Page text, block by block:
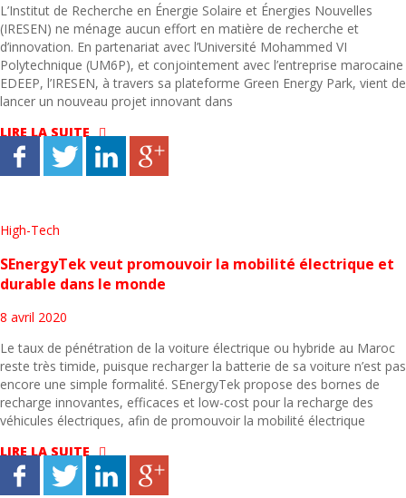
L’Institut de Recherche en Énergie Solaire et Énergies Nouvelles
(IRESEN) ne ménage aucun effort en matière de recherche et
d’innovation. En partenariat avec l’Université Mohammed VI
Polytechnique (UM6P), et conjointement avec l’entreprise marocaine
EDEEP, l’IRESEN, à travers sa plateforme Green Energy Park, vient de
lancer un nouveau projet innovant dans
LIRE LA SUITE
High-Tech
SEnergyTek veut promouvoir la mobilité électrique et
durable dans le monde
8 avril 2020
Le taux de pénétration de la voiture électrique ou hybride au Maroc
reste très timide, puisque recharger la batterie de sa voiture n’est pas
encore une simple formalité. SEnergyTek propose des bornes de
recharge innovantes, efficaces et low-cost pour la recharge des
véhicules électriques, afin de promouvoir la mobilité électrique
LIRE LA SUITE